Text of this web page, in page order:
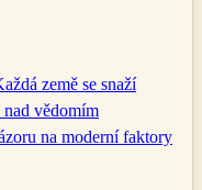
země se snaží
vědomím
na moderní faktory